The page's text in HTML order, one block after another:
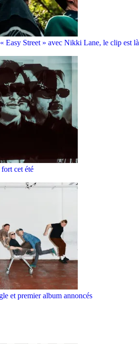
Easy Street » avec Nikki Lane, le clip est là
cet été
et premier album annoncés